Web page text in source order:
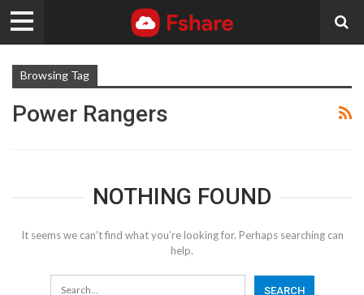
Browsing Tag
Power Rangers
NOTHING FOUND
It seems we can’t find what you’re looking for. Perhaps searching can
help.